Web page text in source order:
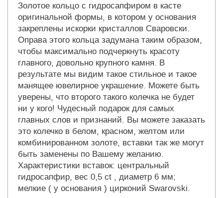
Золотое кольцо с гидросапфиром в касте
оригинальной формы, в котором у основания
закреплены искорки кристаллов Сваровски.
Оправа этого кольца задумана таким образом,
чтобы максимально подчеркнуть красоту
главного, довольно крупного камня. В
результате мы видим такое стильное и такое
манящее ювелирное украшение. Можете быть
уверены, что второго такого колечка не будет
ни у кого! Чудесный подарок для самых
главных слов и признаний. Вы можете заказать
это колечко в белом, красном, желтом или
комбинированном золоте, вставки так же могут
быть заменены по Вашему желанию.
Характеристики вставок: центральный
гидросапфир, вес 0,5 ct , диаметр 6 мм;
мелкие ( у основания ) цирконий Swarovski.